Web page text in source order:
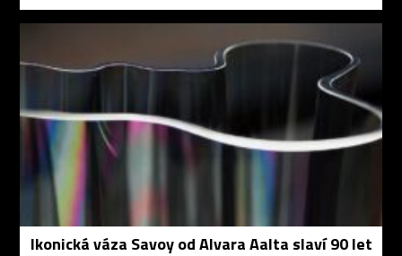
Ikonická váza Savoy od Alvara Aalta slaví 90 let